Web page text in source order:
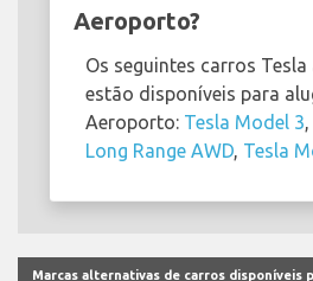
Aeroporto?
Os seguintes carros
estão disponíveis para
Aeroporto: Tesla Model 3
Long Range AWD Tesla
Marcas alternativas de carros disponíveis